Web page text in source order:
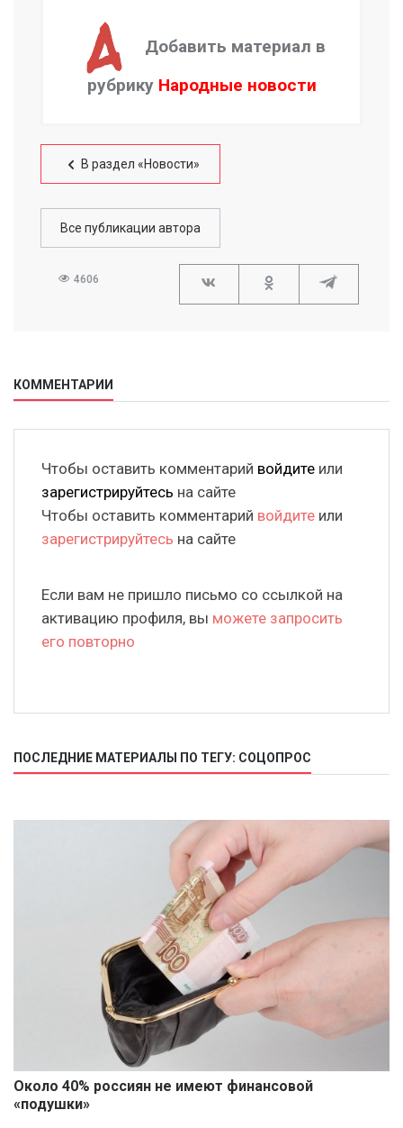
Добавить материал в
рубрику Народные новости
В раздел «Новости»
Все публикации автора
4606
КОММЕНТАРИИ
Чтобы оставить комментарий войдите или
зарегистрируйтесь на сайте
Чтобы оставить комментарий войдите или
зарегистрируйтесь на сайте
Если вам не пришло письмо со ссылкой на
активацию профиля, вы можете запросить
его повторно
ПОСЛЕДНИЕ МАТЕРИАЛЫ ПО ТЕГУ: СОЦОПРОС
Около 40% россиян не имеют финансовой
«подушки»